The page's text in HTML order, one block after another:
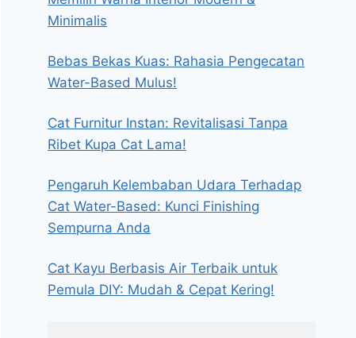
Minimalis
Bebas Bekas Kuas: Rahasia Pengecatan
Water-Based Mulus!
Cat Furnitur Instan: Revitalisasi Tanpa
Ribet Kupa Cat Lama!
Pengaruh Kelembaban Udara Terhadap
Cat Water-Based: Kunci Finishing
Sempurna Anda
Cat Kayu Berbasis Air Terbaik untuk
Pemula DIY: Mudah & Cepat Kering!